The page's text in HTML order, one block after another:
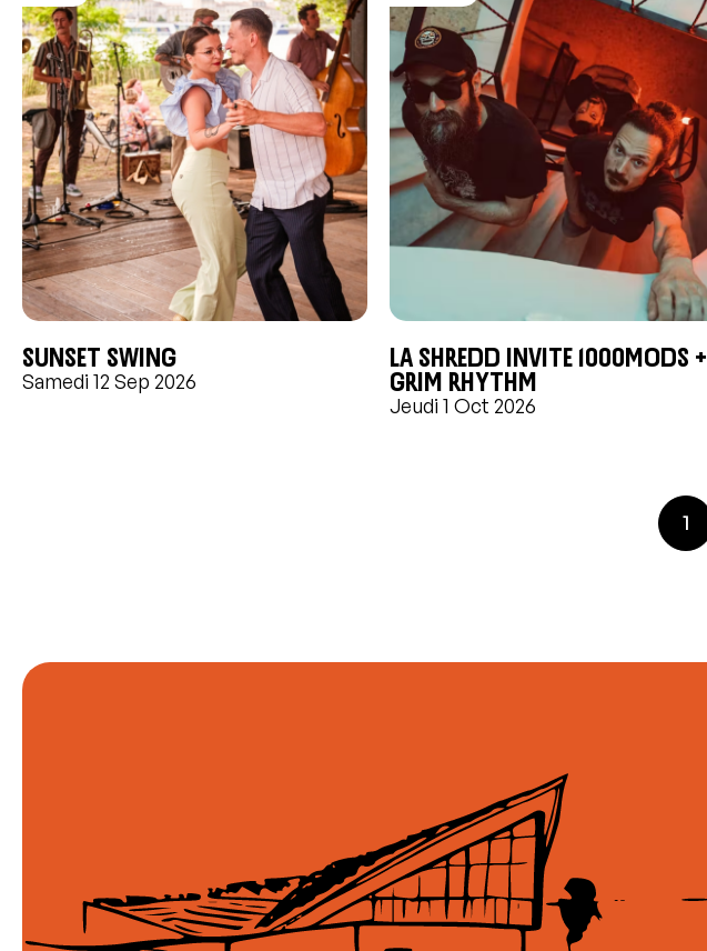
Sunset swing
Samedi 12 Sep 2026
LA SHREDD INVITE 1000MODS +
GRIM RHYTHM
Jeudi 1 Oct 2026
1